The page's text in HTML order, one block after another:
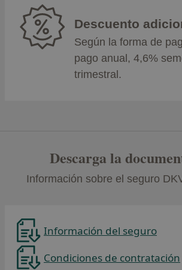
Descuento
Según la forma de
pago anual, 4,6%
trimestral.
Descarga la
Información sobre el seguro
Información del seguro
Condiciones de contratación